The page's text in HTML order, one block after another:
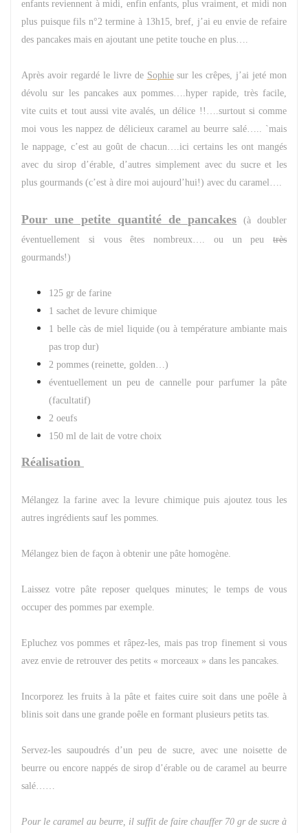
enfants reviennent à midi, enfin enfants, plus vraiment, et midi non
plus puisque fils n°2 termine à 13h15, bref, j’ai eu envie de refaire
des pancakes mais en ajoutant une petite touche en plus….
Après avoir regardé le livre de Sophiesur les crêpes, j’ai jeté mon
dévolu sur les pancakes aux pommes….hyper rapide, très facile,
vite cuits et tout aussi vite avalés, un délice !!….surtout si comme
moi vous les nappez de délicieux caramel au beurre salé….. `mais
le nappage, c’est au goût de chacun….ici certains les ont mangés
avec du sirop d’érable, d’autres simplement avec du sucre et les
plus gourmands (c’est à dire moi aujourd’hui!) avec du caramel….
Pour une petite quantité de pancakes (à doubler
éventuellement si vous êtes nombreux…. ou un peu très
gourmands!)
125 gr de farine
1 sachet de levure chimique
1 belle càs de miel liquide (ou à température ambiante mais
pas trop dur)
2 pommes (reinette, golden…)
éventuellement un peu de cannelle pour parfumer la pâte
(facultatif)
2 oeufs
150 ml de lait de votre choix
Réalisation
Mélangez la farine avec la levure chimique puis ajoutez tous les
autres ingrédients sauf les pommes.
Mélangez bien de façon à obtenir une pâte homogène.
Laissez votre pâte reposer quelques minutes; le temps de vous
occuper des pommes par exemple.
Epluchez vos pommes et râpez-les, mais pas trop finement si vous
avez envie de retrouver des petits « morceaux » dans les pancakes.
Incorporez les fruits à la pâte et faites cuire soit dans une poêle à
blinis soit dans une grande poêle en formant plusieurs petits tas.
Servez-les saupoudrés d’un peu de sucre, avec une noisette de
beurre ou encore nappés de sirop d’érable ou de caramel au beurre
salé……
Pour le caramel au beurre, il suffit de faire chauffer 70 gr de sucre à